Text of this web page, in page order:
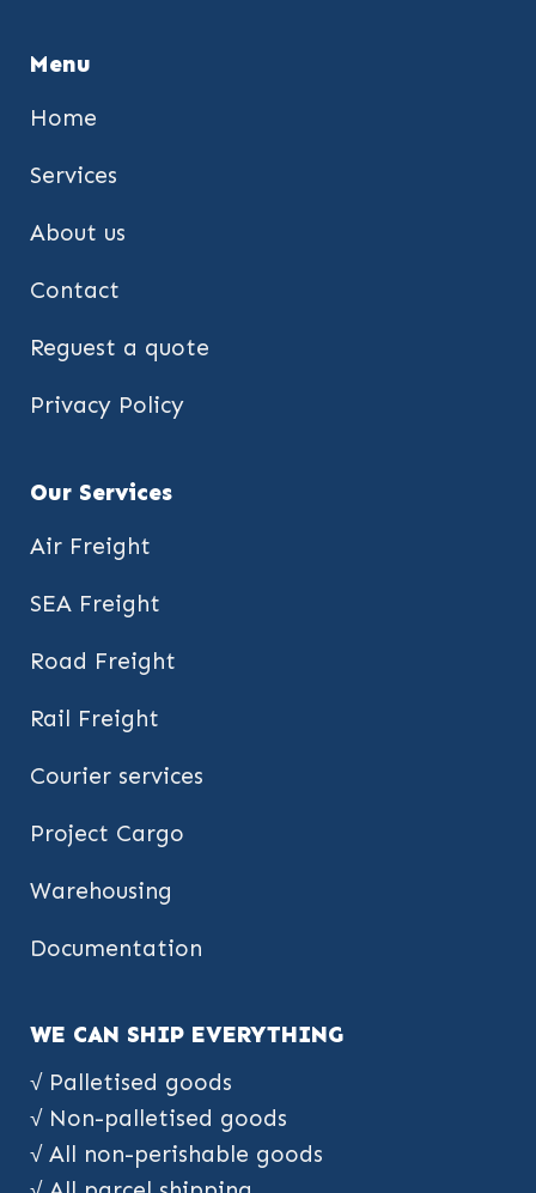
Menu
Home
Services
About us
Contact
Reguest a quote
Privacy Policy
Our Services
Air Freight
SEA Freight
Road Freight
Rail Freight
Courier services
Project Cargo
Warehousing
Documentation
WE CAN SHIP EVERYTHING
√ Palletised goods
√ Non-palletised goods
√ All non-perishable goods